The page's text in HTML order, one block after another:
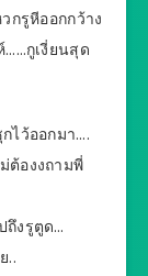
กรูหีออกกว้าง
กูเงี่ยนสุด
ไว้ออกมา….
ต้องงถามพี่
ถึงรูตูด…
..